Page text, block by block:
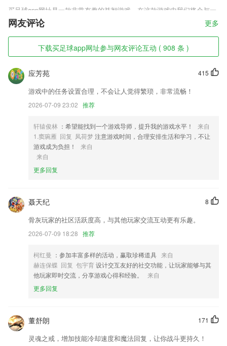
买足球app网址是一款非常有趣的益智游戏，在这款游戏中我们将会与一
个魔方斗智斗勇，当然这个魔方肯定是会给你最优秀的解谜体验的，不但
可以随机生成打乱的魔方，还可以挑选不同种类的魔方来进行挑战，可以
说是一个魔方大全了。如果喜欢的话一定要试一下。
买足球app网址软件特色
1,支持添加图片的功能随时都可以上传；
2,有提供相册照片查找帮助，可利用设置的相册备注名进行查找，直接搜
4,智能错题本,手机拍照,一键上2265传,自动提醒复习计划,支持下载打印
5,不断新增的场景轮廓，可以覆盖几乎所有的美食类型。
6,各种各样类型的行业信息应有尽有，可以任由用户在应用中查看；
买足球app网址软件优势
2.软件为完全免费软件，用户可放心使用。
3.根据分数实时评估，可以给大家带来更好的能给大家带来不同选择
4.办公效率：Microsoft、Apple、Google、SAP、Oracle 等。
5.多种查询方式的汉语词典，搜索汉字快捷方便
6.支持真题模拟演练、日常任务练习、趣味常规赛等多种培训方式，从而
得到更好的学习效果；
买足球app网址更新了什么?
打开0，开启智慧出行。
阅读器增加了护眼模式;
音频剪辑格式转换
网友评论 更多
下载买足球app网址参与网友评论互动 ( 908 条 )
415
应芳苑
游戏中的任务设置合理，不会让人觉得繁琐，非常流畅！
2026-07-09 23:02 推荐
轩辕俊林 ：希望能找到一个游戏导师，提升我的游戏水平！
来自
1.窦琬雁 回复 凤荷梦 注意游戏时间，合理安排生活和学习，不让
游戏成为负担！
来自
来自
更多回复
8
聂天纪
骨灰玩家的社区活跃度高，与其他玩家交流互动更有乐趣。
2026-07-09 18:28 推荐
柯红曼 ：参加丰富多样的活动，赢取珍稀道具 来自
赫连保蝶 回复 包宇育设计交互友好的社交功能，让玩家能够与其
他玩家即时交流，分享游戏心得和经验。
来自
更多回复
171
董舒朗
灵魂之戒，增加技能冷却速度和魔法回复，让你战斗更持久！